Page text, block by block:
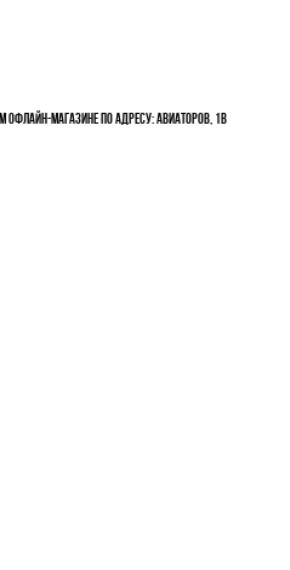
офлайн-магазине по адресу: Авиаторов, 1В